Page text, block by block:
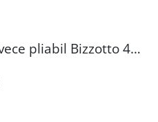
Suport ghivece pliabil Bizzotto 45x79 cm otel maro - Design elegant si functionalitate in gradina ta